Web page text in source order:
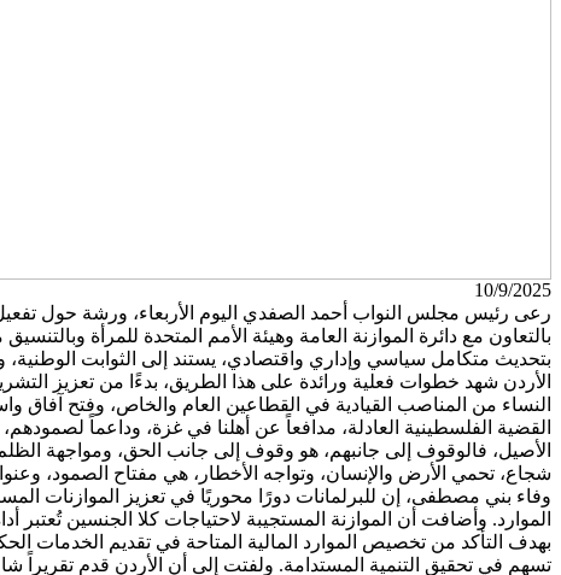
10/9/2025
رعى رئيس مجلس النواب أحمد الصفدي اليوم الأربعاء، ورشة حول تفعيل
بالتعاون مع دائرة الموازنة العامة وهيئة الأمم المتحدة للمرأة
بتحديث متكامل سياسي وإداري واقتصادي، يستند إلى الثوابت
الأردن شهد خطوات فعلية ورائدة على هذا الطريق، بدءًا من تعزيز
النساء من المناصب القيادية في القطاعين العام والخاص، وفتح آفاق
القضية الفلسطينية العادلة، مدافعاً عن أهلنا في غزة، وداعماً
الأصيل، فالوقوف إلى جانبهم، هو وقوف إلى جانب الحق، ومواجهة
شجاع، تحمي الأرض والإنسان، وتواجه الأخطار، هي مفتاح الصمود،
وفاء بني مصطفى، إن للبرلمانات دورًا محوريًا في تعزيز الموازنات
الموارد. وأضافت أن الموازنة المستجيبة لاحتياجات كلا الجنسين
بهدف التأكد من تخصيص الموارد المالية المتاحة في تقديم الخدمات